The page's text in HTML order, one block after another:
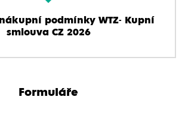
podmínky WTZ- Kupní
smlouva CZ 2026
Formuláře